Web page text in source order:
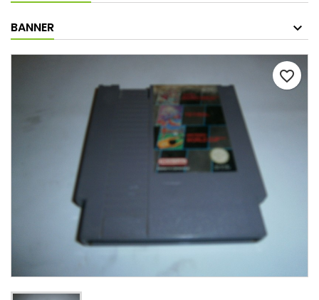
BANNER
favorite_border